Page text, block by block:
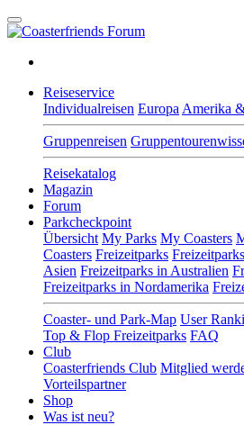
Reiseservice
Individualreisen Europa Amerika
Gruppenreisen
Reisekatalog
Magazin
Forum
Parkcheckpoint
Übersicht My Parks My Coasters
Coasters Freizeitparks
Asien Freizeitparks in Australien
Freizeitparks in Nordamerika
Coaster- und Park-Map User
Top & Flop Freizeitparks FAQ
Club
Coasterfriends Club Mitglied
Vorteilspartner
Shop
Was ist neu?